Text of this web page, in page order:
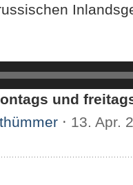
und
⋅ 13. Apr.